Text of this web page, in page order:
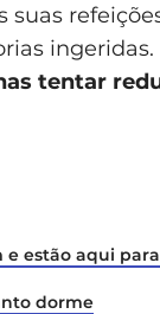
suas
tentar
e estão aqui
dorme